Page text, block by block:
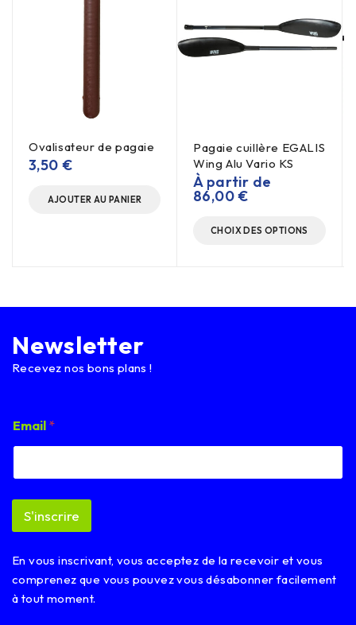
Ovalisateur de pagaie
3,50 €
AJOUTER AU PANIER
Pagaie cuillère EGALIS
Wing Alu Vario KS
À partir de
86,00€
CHOIX DES OPTIONS
Newsletter
Recevez nos bons plans !
m
a
l
m
i
E
m
a
Email *
S'inscrire
En vous inscrivant, vous acceptez de la recevoir et vous
comprenez que vous pouvez vous désabonner facilement
à tout moment.